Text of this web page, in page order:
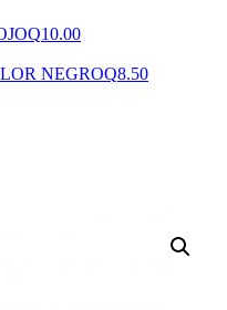
Q10.00
NEGROQ8.50